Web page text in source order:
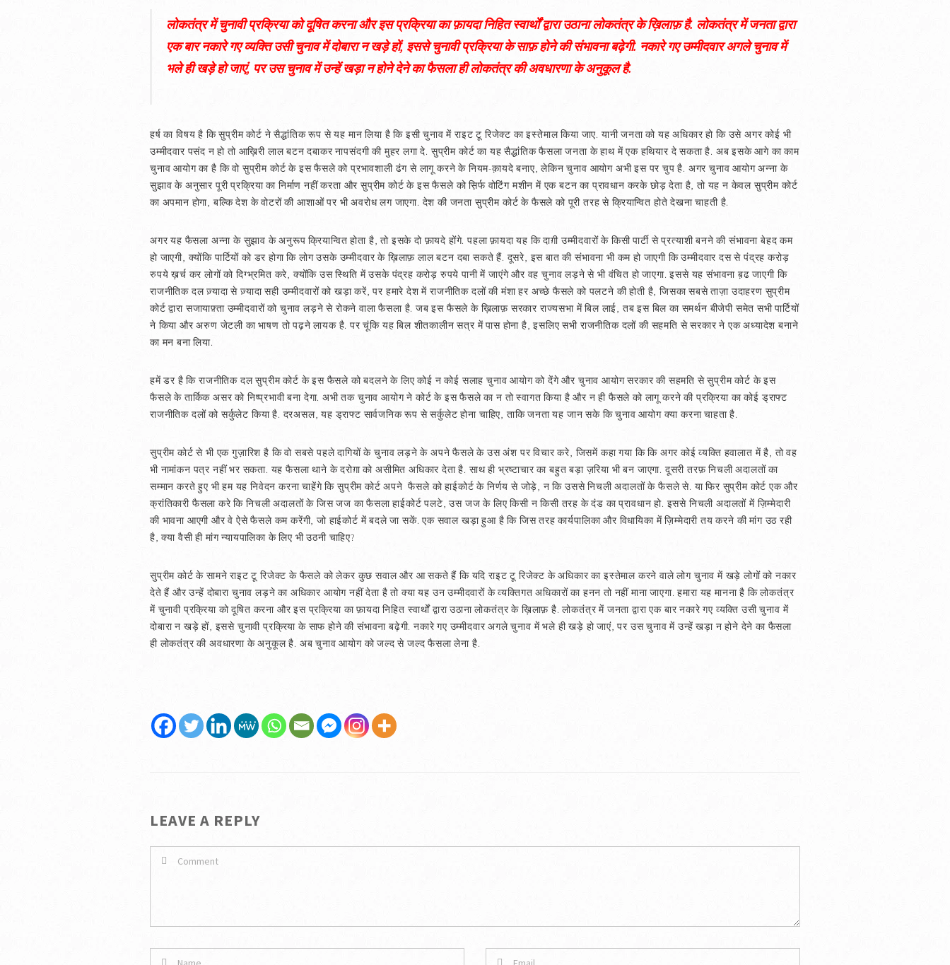
लोकतंत्र में चुनावी प्रक्रिया को दूषित करना और इस प्रक्रिया का फ़ायदा निहित स्वार्थों द्वारा उठाना लोकतंत्र के ख़िलाफ़ है. लोकतंत्र में जनता द्वारा
एक बार नकारे गए व्यक्ति उसी चुनाव में दोबारा न खड़े हों, इससे चुनावी प्रक्रिया के साफ़ होने की संभावना बढ़ेगी. नकारे गए उम्मीदवार अगले चुनाव में
भले ही खड़े हो जाएं, पर उस चुनाव में उन्हें खड़ा न होने देने का फैसला ही लोकतंत्र की अवधारणा के अनुकूल है.
हर्ष का विषय है कि सुप्रीम कोर्ट ने सैद्धांतिक रूप से यह मान लिया है कि इसी चुनाव में राइट टू रिजेक्ट का इस्तेमाल किया जाए. यानी जनता को यह अधिकार हो कि उसे अगर कोई भी
उम्मीदवार पसंद न हो तो आख़िरी लाल बटन दबाकर नापसंदगी की मुहर लगा दे. सुप्रीम कोर्ट का यह सैद्धांतिक फैसला जनता के हाथ में एक हथियार दे सकता है. अब इसके आगे का काम
चुनाव आयोग का है कि वो सुप्रीम कोर्ट के इस फैसले को प्रभावशाली ढंग से लागू करने के नियम-क़ायदे बनाए, लेकिन चुनाव आयोग अभी इस पर चुप है. अगर चुनाव आयोग अन्ना के
सुझाव के अनुसार पूरी प्रक्रिया का निर्माण नहीं करता और सुप्रीम कोर्ट के इस फैसले को स़िर्फ वोटिंग मशीन में एक बटन का प्रावधान करके छोड़ देता है, तो यह न केवल सुप्रीम कोर्ट
का अपमान होगा, बल्कि देश के वोटरों की आशाओं पर भी अवरोध लग जाएगा. देश की जनता सुप्रीम कोर्ट के फैसले को पूरी तरह से क्रियान्वित होते देखना चाहती है.
अगर यह फैसला अन्ना के सुझाव के अनुरूप क्रियान्वित होता है, तो इसके दो फ़ायदे होंगे. पहला फ़ायदा यह कि दाग़ी उम्मीदवारों के किसी पार्टी से प्रत्याशी बनने की संभावना बेहद कम
हो जाएगी, क्योंकि पार्टियों को डर होगा कि लोग उसके उम्मीदवार के ख़िलाफ़ लाल बटन दबा सकते हैं. दूसरे, इस बात की संभावना भी कम हो जाएगी कि उम्मीदवार दस से पंद्रह करोड़
रुपये ख़र्च कर लोगों को दिग्भ्रमित करे, क्योंकि उस स्थिति में उसके पंद्रह करोड़ रुपये पानी में जाएंगे और वह चुनाव लड़ने से भी वंचित हो जाएगा. इससे यह संभावना ब़ढ जाएगी कि
राजनीतिक दल ज़्यादा से ज़्यादा सही उम्मीदवारों को खड़ा करें, पर हमारे देश में राजनीतिक दलों की मंशा हर अच्छे फैसले को पलटने की होती है, जिसका सबसे ताज़ा उदाहरण सुप्रीम
कोर्ट द्वारा सजायाफ़्ता उम्मीदवारों को चुनाव लड़ने से रोकने वाला फैसला है. जब इस फैसले के ख़िलाफ़ सरकार राज्यसभा में बिल लाई, तब इस बिल का समर्थन बीजेपी समेत सभी पार्टियों
ने किया और अरुण जेटली का भाषण तो पढ़ने लायक है. पर चूंकि यह बिल शीतकालीन सत्र में पास होना है, इसलिए सभी राजनीतिक दलों की सहमति से सरकार ने एक अध्यादेश बनाने
का मन बना लिया.
हमें डर है कि राजनीतिक दल सुप्रीम कोर्ट के इस फैसले को बदलने के लिए कोई न कोई सलाह चुनाव आयोग को देंगे और चुनाव आयोग सरकार की सहमति से सुप्रीम कोर्ट के इस
फैसले के तार्किक असर को निष्प्रभावी बना देगा. अभी तक चुनाव आयोग ने कोर्ट के इस फैसले का न तो स्वागत किया है और न ही फैसले को लागू करने की प्रक्रिया का कोई ड्राफ्ट
राजनीतिक दलों को सर्कुलेट किया है. दरअसल, यह ड्राफ्ट सार्वजनिक रूप से सर्कुलेट होना चाहिए, ताकि जनता यह जान सके कि चुनाव आयोग क्या करना चाहता है.
सुप्रीम कोर्ट से भी एक गुज़ारिश है कि वो सबसे पहले दागियों के चुनाव लड़ने के अपने फैसले के उस अंश पर विचार करे, जिसमें कहा गया कि कि अगर कोई व्यक्ति हवालात में है, तो वह
भी नामांकन पत्र नहीं भर सकता. यह फैसला थाने के दरोग़ा को असीमित अधिकार देता है. साथ ही भ्रष्टाचार का बहुत बड़ा ज़रिया भी बन जाएगा. दूसरी तरफ़ निचली अदालतों का
सम्मान करते हुए भी हम यह निवेदन करना चाहेंगे कि सुप्रीम कोर्ट अपने फैसले को हाईकोर्ट के निर्णय से जोड़े, न कि उससे निचली अदालतों के फैसले से. या फिर सुप्रीम कोर्ट एक और
क्रांतिकारी फैसला करे कि निचली अदालतों के जिस जज का फैसला हाईकोर्ट पलटे, उस जज के लिए किसी न किसी तरह के दंड का प्रावधान हो. इससे निचली अदालतों में ज़िम्मेदारी
की भावना आएगी और वे ऐसे फैसले कम करेंगी, जो हाईकोर्ट में बदले जा सकें. एक सवाल खड़ा हुआ है कि जिस तरह कार्यपालिका और विधायिका में ज़िम्मेदारी तय करने की मांग उठ रही
है, क्या वैसी ही मांग न्यायपालिका के लिए भी उठनी चाहिए?
सुप्रीम कोर्ट के सामने राइट टू रिजेक्ट के फैसले को लेकर कुछ सवाल और आ सकते हैं कि यदि राइट टू रिजेक्ट के अधिकार का इस्तेमाल करने वाले लोग चुनाव में खड़े लोगों को नकार
देते हैं और उन्हें दोबारा चुनाव लड़ने का अधिकार आयोग नहीं देता है तो क्या यह उन उम्मीदवारों के व्यक्तिगत अधिकारों का हनन तो नहीं माना जाएगा. हमारा यह मानना है कि लोकतंत्र
में चुनावी प्रक्रिया को दूषित करना और इस प्रक्रिया का फ़ायदा निहित स्वार्थों द्वारा उठाना लोकतंत्र के ख़िलाफ़ है. लोकतंत्र में जनता द्वारा एक बार नकारे गए व्यक्ति उसी चुनाव में
दोबारा न खड़े हों, इससे चुनावी प्रक्रिया के साफ होने की संभावना बढ़ेगी. नकारे गए उम्मीदवार अगले चुनाव में भले ही खड़े हो जाएं, पर उस चुनाव में उन्हें खड़ा न होने देने का फैसला
ही लोकतंत्र की अवधारणा के अनुकूल है. अब चुनाव आयोग को जल्द से जल्द फैसला लेना है.
LEAVE A REPLY